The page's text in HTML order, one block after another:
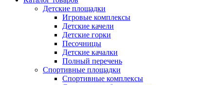
Детские площадки
Игровые комплексы
Детские качели
Детские горки
Песочницы
Детские качалки
Полный перечень
Спортивные площадки
Спортивные комплексы